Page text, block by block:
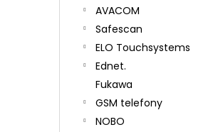
AVACOM
Safescan
ELO Touchsystems
Ednet.
Fukawa
GSM telefony
NOBO